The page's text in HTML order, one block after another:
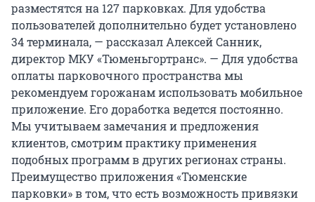
разместятся на 127 парковках. Для удобства
пользователей дополнительно будет установлено
34 терминала, — рассказал Алексей Санник,
директор МКУ «Тюменьгортранс». — Для удобства
оплаты парковочного пространства мы
рекомендуем горожанам использовать мобильное
приложение. Его доработка ведется постоянно.
Мы учитываем замечания и предложения
клиентов, смотрим практику применения
подобных программ в других регионах страны.
Преимущество приложения «Тюменские
парковки» в том, что есть возможность привязки